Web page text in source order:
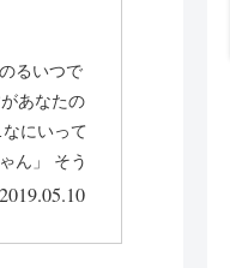
るいつで
あなたの
にいって
ん」 そう
に「...
2019.05.10